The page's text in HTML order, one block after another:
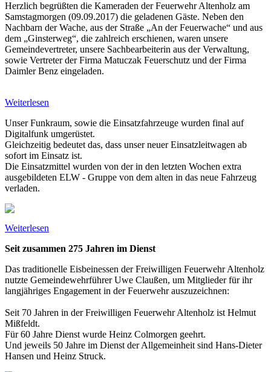
Herzlich begrüßten die Kameraden der Feuerwehr Altenholz am
Samstagmorgen (09.09.2017) die geladenen Gäste. Neben den
Nachbarn der Wache, aus der Straße „An der Feuerwache“ und aus
dem „Ginsterweg“, die zahlreich erschienen, waren unsere
Gemeindevertreter, unsere Sachbearbeiterin aus der Verwaltung,
sowie Vertreter der Firma Matuczak Feuerschutz und der Firma
Daimler Benz eingeladen.
Weiterlesen
Unser Funkraum, sowie die Einsatzfahrzeuge wurden final auf
Digitalfunk umgerüstet.
Gleichzeitig bedeutet das, dass unser neuer Einsatzleitwagen ab
sofort im Einsatz ist.
Die Einsatzmittel wurden von der in den letzten Wochen extra
ausgebildeten ELW - Gruppe von dem alten in das neue Fahrzeug
verladen.
Weiterlesen
Seit zusammen 275 Jahren im Dienst
Das traditionelle Eisbeinessen der Freiwilligen Feuerwehr Altenholz
nutzte Gemeindewehrführer Uwe Claußen, um Mitglieder für ihr
langjähriges Engagement in der Feuerwehr auszuzeichnen:
Seit 70 Jahren in der Freiwilligen Feuerwehr Altenholz ist Helmut
Mißfeldt.
Für 60 Jahre Dienst wurde Heinz Colmorgen geehrt.
Und jeweils 50 Jahre im Dienst der Allgemeinheit sind Hans-Dieter
Hansen und Heinz Struck.